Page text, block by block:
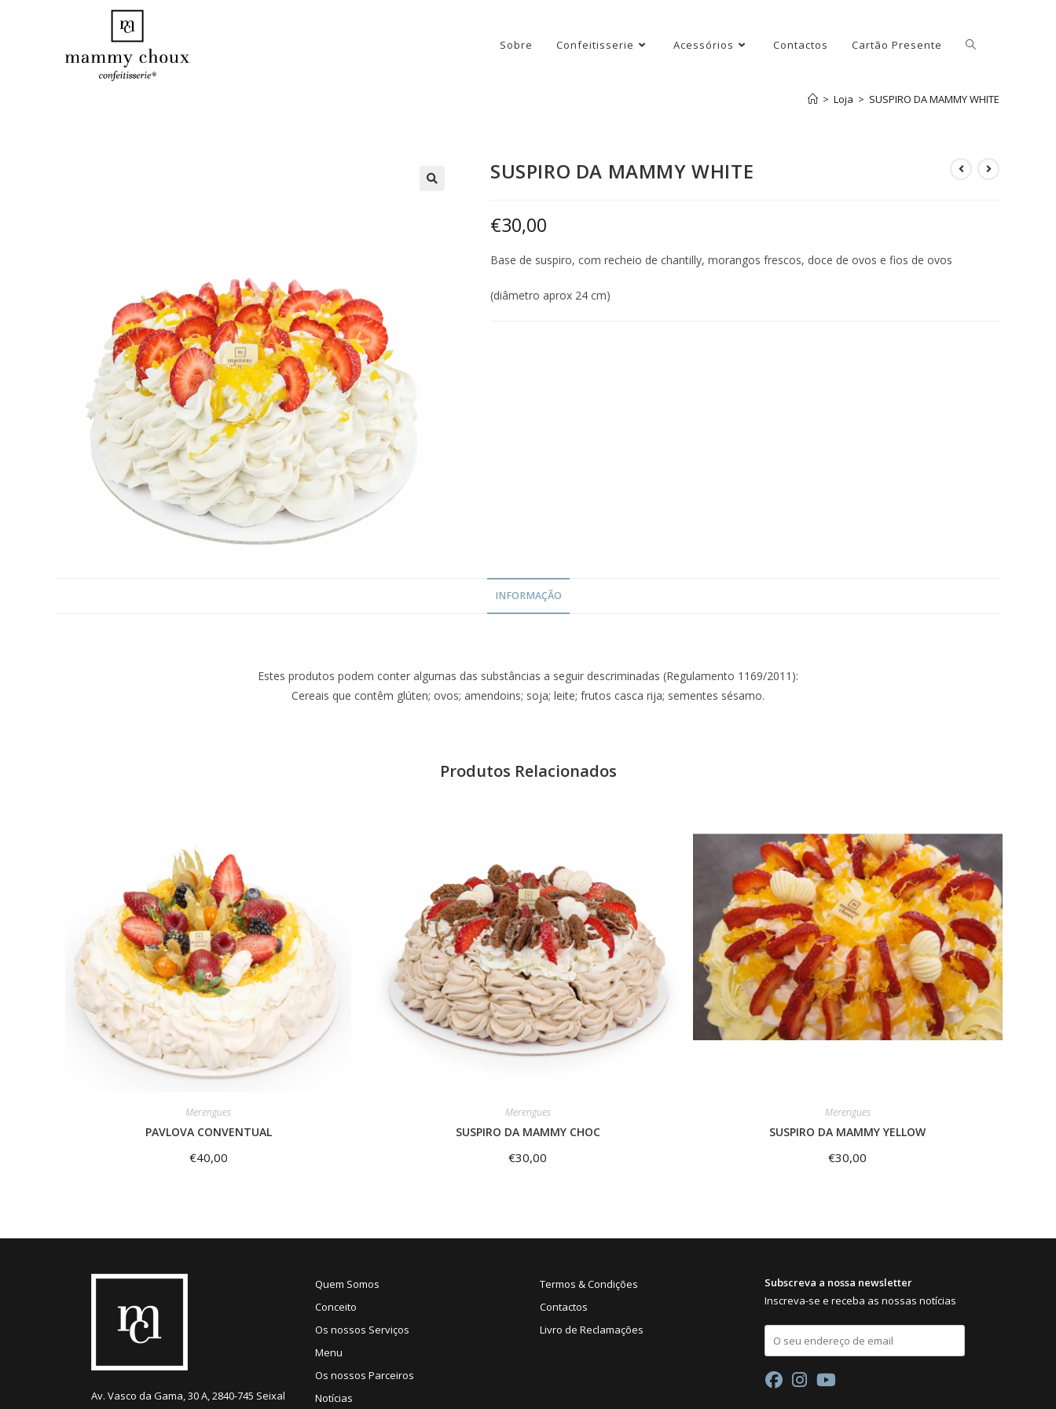
Sobre Confeitisserie Acessórios Contactos Cartão Presente
> Loja > SUSPIRO DA MAMMY WHITE
SUSPIRO DA MAMMY WHITE
€30,00
Base de suspiro, com recheio de chantilly, morangos frescos, doce de ovos e fios de ovos
(diâmetro aprox 24 cm)
INFORMAÇÃO
Estes produtos podem conter algumas das substâncias a seguir descriminadas (Regulamento 1169/2011):
Cereais que contêm glúten; ovos; amendoins; soja; leite; frutos casca rija; sementes sésamo.
Produtos Relacionados
Merengues
PAVLOVA CONVENTUAL
€40,00
Merengues
SUSPIRO DA MAMMY CHOC
€30,00
Merengues
SUSPIRO DA MAMMY YELLOW
€30,00
Av. Vasco da Gama, 30 A, 2840-745 Seixal
Quem Somos
Conceito
Os nossos Serviços
Menu
Os nossos Parceiros
Notícias
Termos & Condições
Contactos
Livro de Reclamações
Subscreva a nossa newsletter
Inscreva-se e receba as nossas notícias
E
a
l